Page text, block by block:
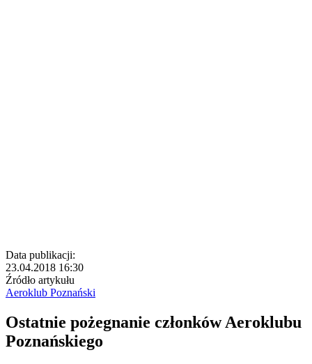
Data publikacji:
23.04.2018 16:30
Źródło artykułu
Aeroklub Poznański
Ostatnie pożegnanie członków Aeroklubu
Poznańskiego